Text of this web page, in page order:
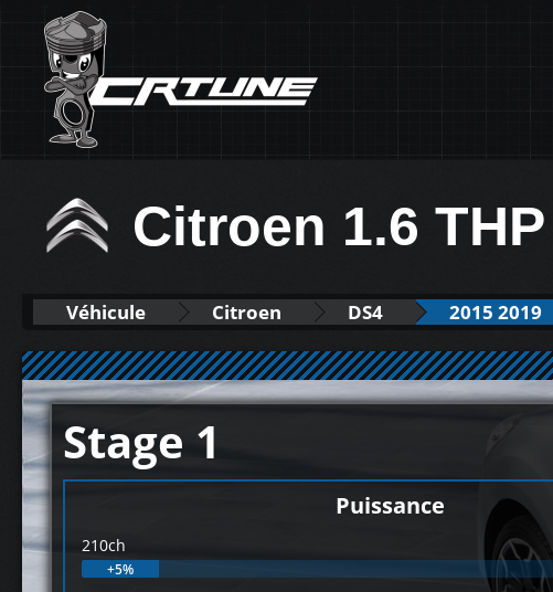
Citroen 1.6
Véhicule Citroen DS4 2015 2019
Stage 1
Puissance
210ch
+5%